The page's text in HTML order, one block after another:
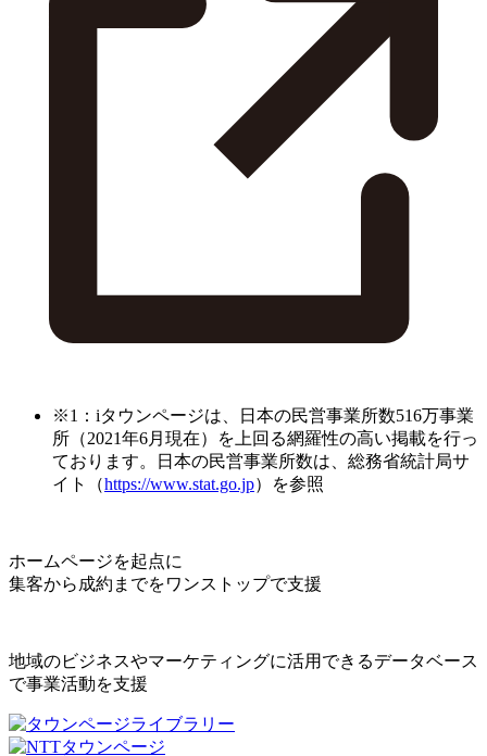
※1：iタウンページは、日本の民営事業所数516万事業
所（2021年6月現在）を上回る網羅性の高い掲載を行っ
ております。日本の民営事業所数は、総務省統計局サ
イト（https://www.stat.go.jp）を参照
ホームページを起点に
集客から成約までをワンストップで支援
地域のビジネスやマーケティングに活用できるデータベース
で事業活動を支援